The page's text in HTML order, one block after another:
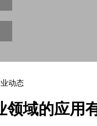
动态
领域的应用